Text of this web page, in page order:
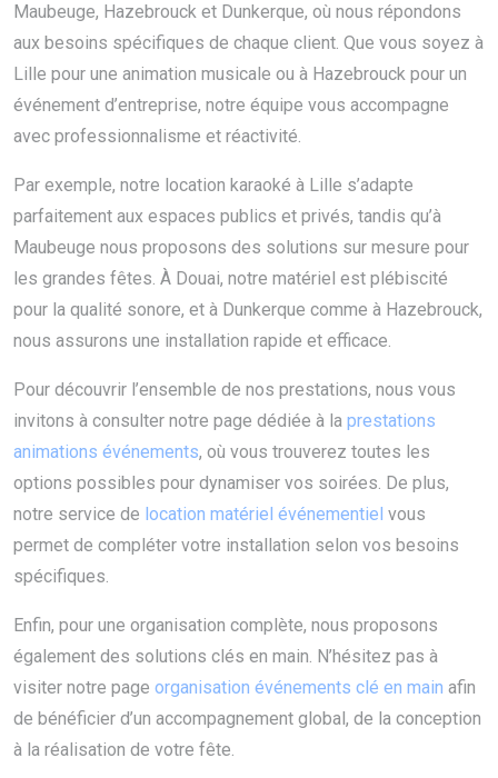
Maubeuge, Hazebrouck et Dunkerque, où nous répondons
aux besoins spécifiques de chaque client. Que vous soyez à
Lille pour une animation musicale ou à Hazebrouck pour un
événement d’entreprise, notre équipe vous accompagne
avec professionnalisme et réactivité.
Par exemple, notre location karaoké à Lille s’adapte
parfaitement aux espaces publics et privés, tandis qu’à
Maubeuge nous proposons des solutions sur mesure pour
les grandes fêtes. À Douai, notre matériel est plébiscité
pour la qualité sonore, et à Dunkerque comme à Hazebrouck,
nous assurons une installation rapide et efficace.
Pour découvrir l’ensemble de nos prestations, nous vous
invitons à consulter notre page dédiée à la prestations
animations événements, où vous trouverez toutes les
options possibles pour dynamiser vos soirées. De plus,
notre service de location matériel événementiel vous
permet de compléter votre installation selon vos besoins
spécifiques.
Enfin, pour une organisation complète, nous proposons
également des solutions clés en main. N’hésitez pas à
visiter notre page organisation événements clé en main afin
de bénéficier d’un accompagnement global, de la conception
à la réalisation de votre fête.